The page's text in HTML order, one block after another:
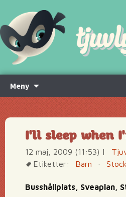
Meny
innehåll
I'll sleep when
12 maj, 2009 (11:53) |
Etiketter:
Barn ·
Busshållplats, Sveaplan,